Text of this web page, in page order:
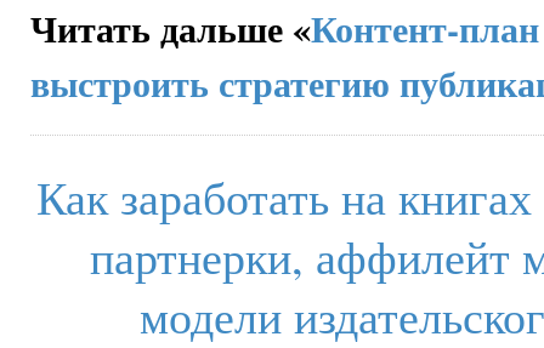
Читать дальше «Контент-
выстроить стратегию
Как заработать на
партнерки, аффилейт
модели